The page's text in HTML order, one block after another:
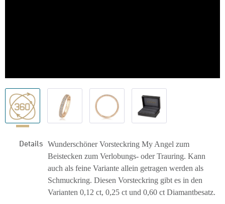
Details Wunderschöner Vorsteckring My Angel zum
Beistecken zum Verlobungs- oder Trauring. Kann
auch als feine Variante allein getragen werden als
Schmuckring. Diesen Vorsteckring gibt es in den
Varianten 0,12 ct, 0,25 ct und 0,60 ct Diamantbesatz.